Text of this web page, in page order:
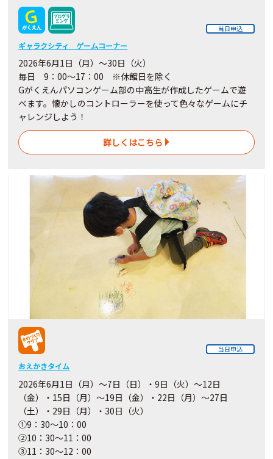
当日申込
ギャラクシティ ゲームコーナー
2026年6月1日（月）～30日（火）
毎日 9：00～17：00 ※休館日を除く
Gがくえんパソコンゲーム部の中高生が作成したゲームで遊
べます。懐かしのコントローラーを使って色々なゲームにチ
ャレンジしよう！
詳しくはこちら
当日申込
おえかきタイム
2026年6月1日（月）～7日（日）・9日（火）～12日
（金）・15日（月）～19日（金）・22日（月）～27日
（土）・29日（月）・30日（火）
①9：30～10：00
②10：30～11：00
③11：30～12：00